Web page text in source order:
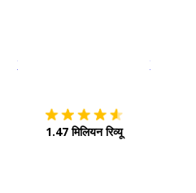
इस पर डाउनलोड करें ऐप स्टोरइसे चालू
1.47 मिलियन रिव्यू